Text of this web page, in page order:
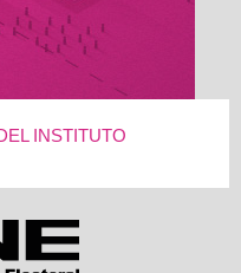
INSTITUTO